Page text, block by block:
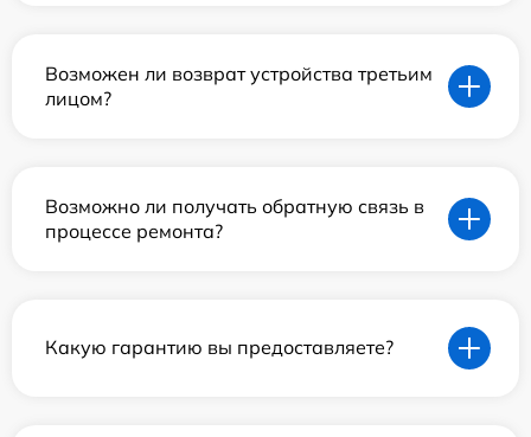
Возможен ли возврат устройства третьим
лицом?
Возможно ли получать обратную связь в
процессе ремонта?
Какую гарантию вы предоставляете?